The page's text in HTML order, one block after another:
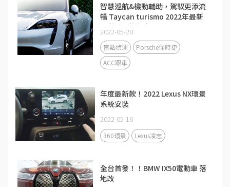
智慧巡航&機動輔助，駕馭更添流
暢 Taycan turismo 2022年最新
電動跨界旅行車
2022-05-20
盲點偵測
Porsche保時捷
ACC跟車
年度最新款！2022 Lexus NX環景
系統安裝
2022-05-16
360環景 Lexus凌志
全台首發！！BMW IX50電動車 落
地改